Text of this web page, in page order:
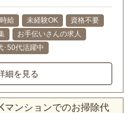
給 未経験OK
資格不要
お手伝いさんの求人
･50代活躍中
細を見る
マンションでのお掃除代